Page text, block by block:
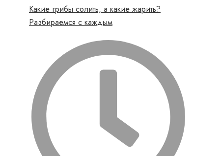
Какие грибы солить, а какие жарить?
Разбираемся с каждым